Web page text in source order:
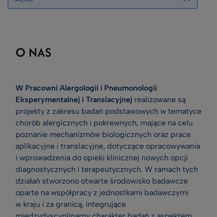
O NAS
W Pracowni Alergologii i Pneumonologii
Eksperymentalnej i Translacyjnej realizowane są
projekty z zakresu badań podstawowych w tematyce
chorób alergicznych i pokrewnych, mające na celu
poznanie mechanizmów biologicznych oraz prace
aplikacyjne i translacyjne, dotyczące opracowywania
i wprowadzenia do opieki klinicznej nowych opcji
diagnostycznych i terapeutycznych. W ramach tych
działań stworzono otwarte środowisko badawcze
oparte na współpracy z jednostkami badawczymi
w kraju i za granicą, integrujące